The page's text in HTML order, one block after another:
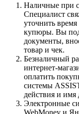
Наличные при
Специалист
уточнить
купюры. Вы
документы,
товар и чек.
Безналичный
интернет-
оплатить
системы
действия и имя
Электронные
WebMoney и